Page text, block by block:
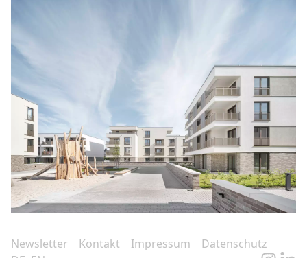
Newsletter Kontakt Impressum
Datenschutz